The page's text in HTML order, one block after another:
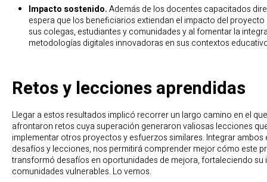
Impacto sostenido.Además de los docentes capacitados
espera que los beneficiarios extiendan el impacto del proyecto
sus colegas, estudiantes y comunidades y al fomentar la
metodologías digitales innovadoras en sus contextos
Retos y lecciones aprendidas
Llegar a estos resultados implicó recorrer un largo camino en el
afrontaron retos cuya superación generaron valiosas lecciones
implementar otros proyectos y esfuerzos similares. Integrar ambos
desafíos y lecciones, nos permitirá comprender mejor cómo este
transformó desafíos en oportunidades de mejora, fortaleciendo su
comunidades vulnerables. Lo vemos.